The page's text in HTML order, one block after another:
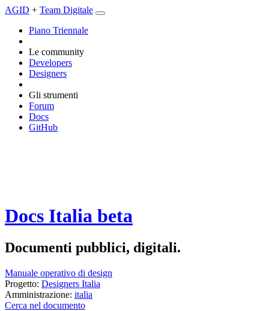
AGID + Team Digitale
Piano Triennale
Le community
Developers
Designers
Gli strumenti
Forum
Docs
GitHub
Docs Italia beta
Documenti pubblici, digitali.
Manuale operativo di design
Progetto: Designers Italia
Amministrazione: italia
Cerca nel documento